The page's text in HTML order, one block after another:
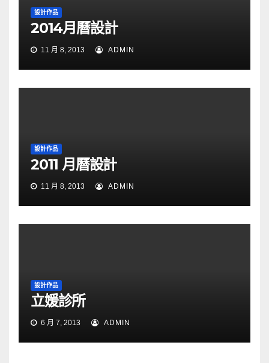
設計作品
2014月曆設計
11 月 8, 2013 ADMIN
設計作品
2011 月曆設計
11 月 8, 2013 ADMIN
設計作品
立媛診所
6 月 7, 2013 ADMIN